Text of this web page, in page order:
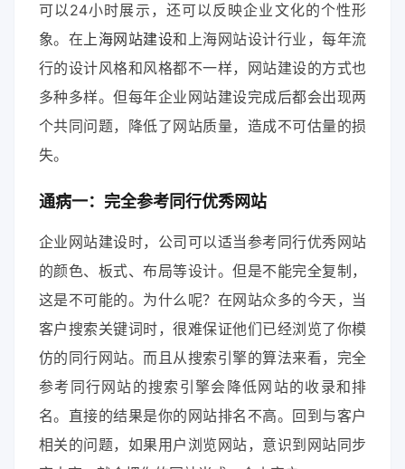
可以24小时展示，还可以反映企业文化的个性形
象。在上海网站建设和上海网站设计行业，每年流
行的设计风格和风格都不一样，网站建设的方式也
多种多样。但每年企业网站建设完成后都会出现两
个共同问题，降低了网站质量，造成不可估量的损
失。
通病一：完全参考同行优秀网站
企业网站建设时，公司可以适当参考同行优秀网站
的颜色、板式、布局等设计。但是不能完全复制，
这是不可能的。为什么呢？在网站众多的今天，当
客户搜索关键词时，很难保证他们已经浏览了你模
仿的同行网站。而且从搜索引擎的算法来看，完全
参考同行网站的搜索引擎会降低网站的收录和排
名。直接的结果是你的网站排名不高。回到与客户
相关的问题，如果用户浏览网站，意识到网站同步